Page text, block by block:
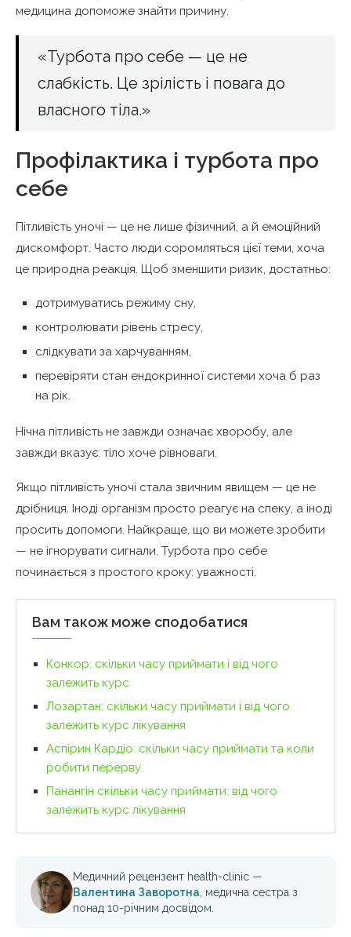
медицина допоможе знайти причину.
«Турбота про себе — це не
слабкість. Це зрілість і повага до
власного тіла.»
Профілактика і турбота про
себе
Пітливість уночі — це не лише фізичний, а й емоційний
дискомфорт. Часто люди соромляться цієї теми, хоча
це природна реакція. Щоб зменшити ризик, достатньо:
дотримуватись режиму сну,
контролювати рівень стресу,
слідкувати за харчуванням,
перевіряти стан ендокринної системи хоча б раз
на рік.
Нічна пітливість не завжди означає хворобу, але
завжди вказує: тіло хоче рівноваги.
Якщо пітливість уночі стала звичним явищем — це не
дрібниця. Іноді організм просто реагує на спеку, а іноді
просить допомоги. Найкраще, що ви можете зробити
— не ігнорувати сигнали. Турбота про себе
починається з простого кроку: уважності.
Вам також може сподобатися
Конкор: скільки часу приймати і від чого
залежить курс
Лозартан: скільки часу приймати і від чого
залежить курс лікування
Аспірин Кардіо: скільки часу приймати та коли
робити перерву
Панангін скільки часу приймати: від чого
залежить курс лікування
Медичний рецензент health-clinic —
Валентина Заворотна, медична сестра з
понад 10-річним досвідом.